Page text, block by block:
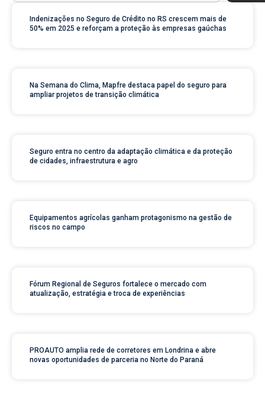
Indenizações no Seguro de Crédito no RS crescem mais de
50% em 2025 e reforçam a proteção às empresas gaúchas
Na Semana do Clima, Mapfre destaca papel do seguro para
ampliar projetos de transição climática
Seguro entra no centro da adaptação climática e da proteção
de cidades, infraestrutura e agro
Equipamentos agrícolas ganham protagonismo na gestão de
riscos no campo
Fórum Regional de Seguros fortalece o mercado com
atualização, estratégia e troca de experiências
PROAUTO amplia rede de corretores em Londrina e abre
novas oportunidades de parceria no Norte do Paraná